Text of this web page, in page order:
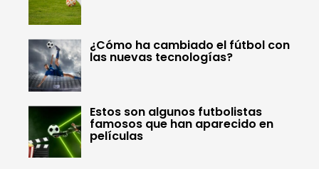
¿Cómo ha cambiado el fútbol con
las nuevas tecnologías?
Estos son algunos futbolistas
famosos que han aparecido en
películas